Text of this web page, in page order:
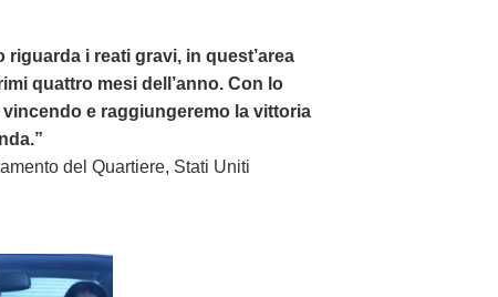
i reati gravi, in quest’area
quattro mesi dell’anno. Con lo
e raggiungeremo la vittoria
del Quartiere, Stati Uniti